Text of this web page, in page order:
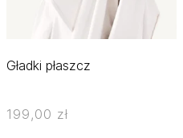
Gładki płaszcz
199,00 zł